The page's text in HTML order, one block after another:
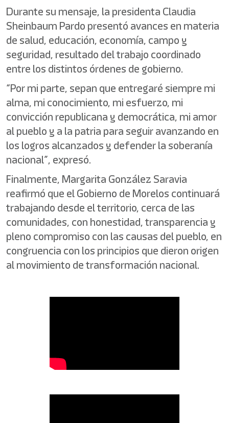
Durante su mensaje, la presidenta Claudia
Sheinbaum Pardo presentó avances en materia
de salud, educación, economía, campo y
seguridad, resultado del trabajo coordinado
entre los distintos órdenes de gobierno.
“Por mi parte, sepan que entregaré siempre mi
alma, mi conocimiento, mi esfuerzo, mi
convicción republicana y democrática, mi amor
al pueblo y a la patria para seguir avanzando en
los logros alcanzados y defender la soberanía
nacional”, expresó.
Finalmente, Margarita González Saravia
reafirmó que el Gobierno de Morelos continuará
trabajando desde el territorio, cerca de las
comunidades, con honestidad, transparencia y
pleno compromiso con las causas del pueblo, en
congruencia con los principios que dieron origen
al movimiento de transformación nacional.